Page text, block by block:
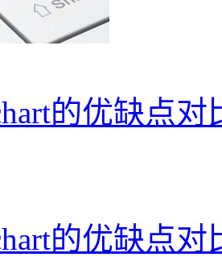
的优缺点对
的优缺点对